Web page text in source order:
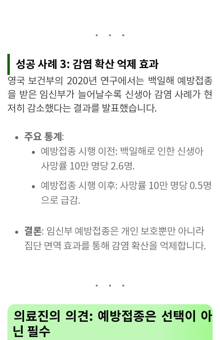
성공 사례 3: 감염 확산 억제 효과
영국 보건부의 2020년 연구에서는 백일해 예방접종
을 받은 임신부가 늘어날수록 신생아 감염 사례가 현
저히 감소했다는 결과를 발표했습니다.
주요 통계 :
예방접종 시행 이전: 백일해로 인한 신생아
사망률 10만 명당 2.6명.
예방접종 시행 이후: 사망률 10만 명당 0.5명
으로 급감.
결론: 임신부 예방접종은 개인 보호뿐만 아니라
집단 면역 효과를 통해 감염 확산을 억제합니다.
의료진의 의견: 예방접종은 선택이 아
닌 필수